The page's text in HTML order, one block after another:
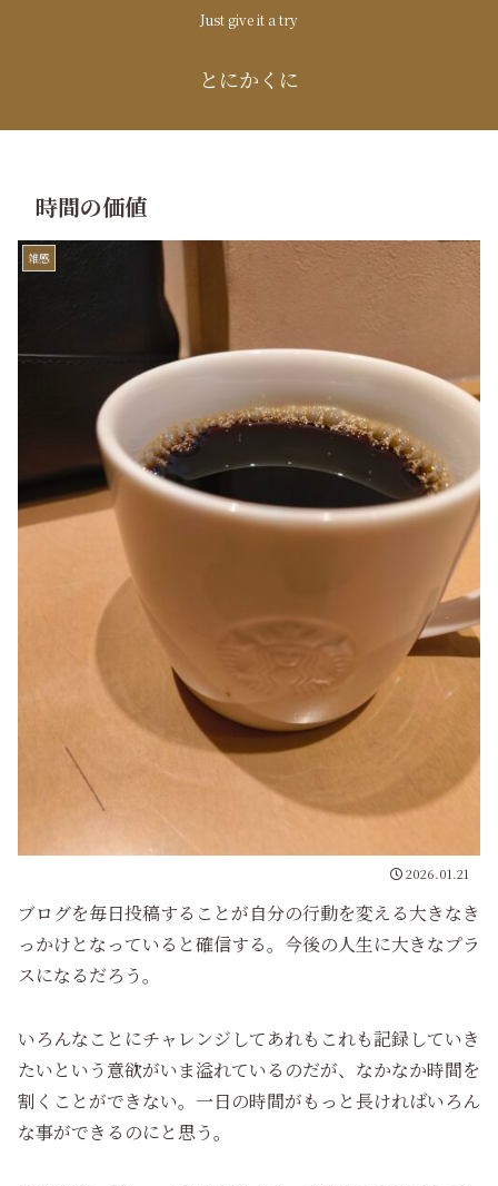
Just give it a try
とにかくに
時間の価値
雑感
2026.01.21
ブログを毎日投稿することが自分の行動を変える大きなき
っかけとなっていると確信する。今後の人生に大きなプラ
スになるだろう。
いろんなことにチャレンジしてあれもこれも記録していき
たいという意欲がいま溢れているのだが、なかなか時間を
割くことができない。一日の時間がもっと長ければいろん
な事ができるのにと思う。